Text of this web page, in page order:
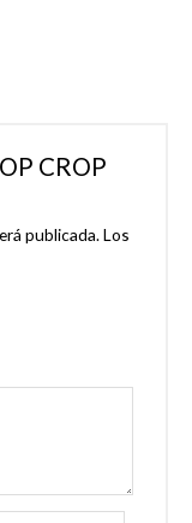
CROP
publicada.Los